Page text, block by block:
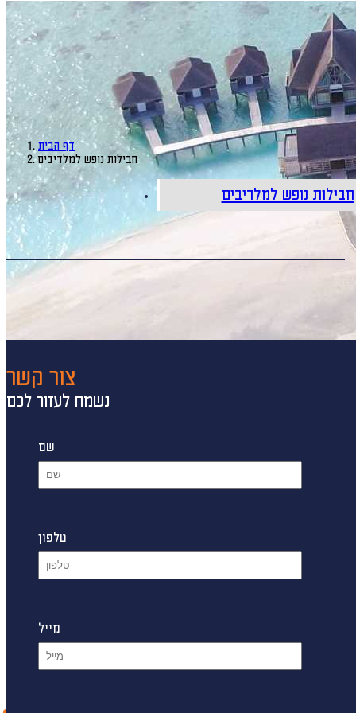
הצג רשימת יעדים לבחירה
נא לוודא בחירת יעד לפני בחירת תאריך, תאריך יציאה,
דף הבית
חבילות נופש למלדיבים
חבילות נופש למלדיבים
צור קשר
נשמח לעזור לכם
שם
טלפון
מייל